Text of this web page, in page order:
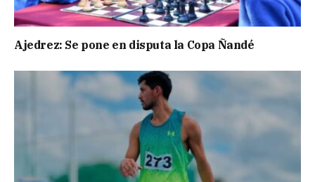
Ajedrez: Se pone en disputa la Copa Ñandé